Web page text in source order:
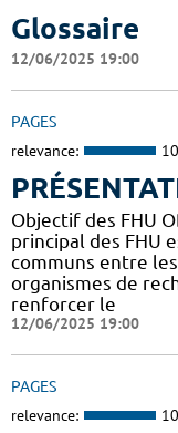
Glossaire
12/06/2025 19:00
PAGES
relevance:
Objectif des FHU
principal des FHU
communs entre
organismes de
renforcer le
12/06/2025 19:00
PAGES
relevance: